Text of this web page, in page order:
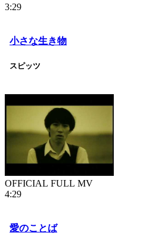
3:29
小さな生き物
スピッツ
OFFICIAL FULL MV
4:29
愛のことば